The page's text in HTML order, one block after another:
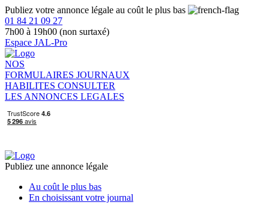
Publiez votre annonce légale au coût le plus bas
01 84 21 09 27
7h00 à 19h00 (non surtaxé)
Espace JAL-Pro
NOS
FORMULAIRES JOURNAUX
HABILITES CONSULTER
LES ANNONCES LEGALES
Publiez une annonce légale
Au coût le plus bas
En choisissant votre journal